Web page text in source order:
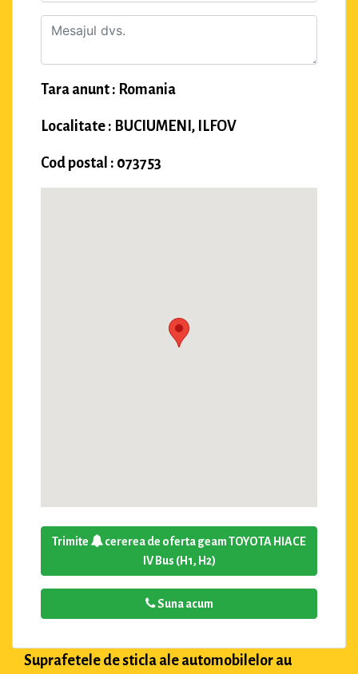
Tara anunt : Romania
Localitate : BUCIUMENI, ILFOV
Cod postal : 073753
Trimite
cererea de oferta geam TOYOTA HIACE
IV Bus (H1, H2)
Suna acum
Suprafetele de sticla ale automobilelor au